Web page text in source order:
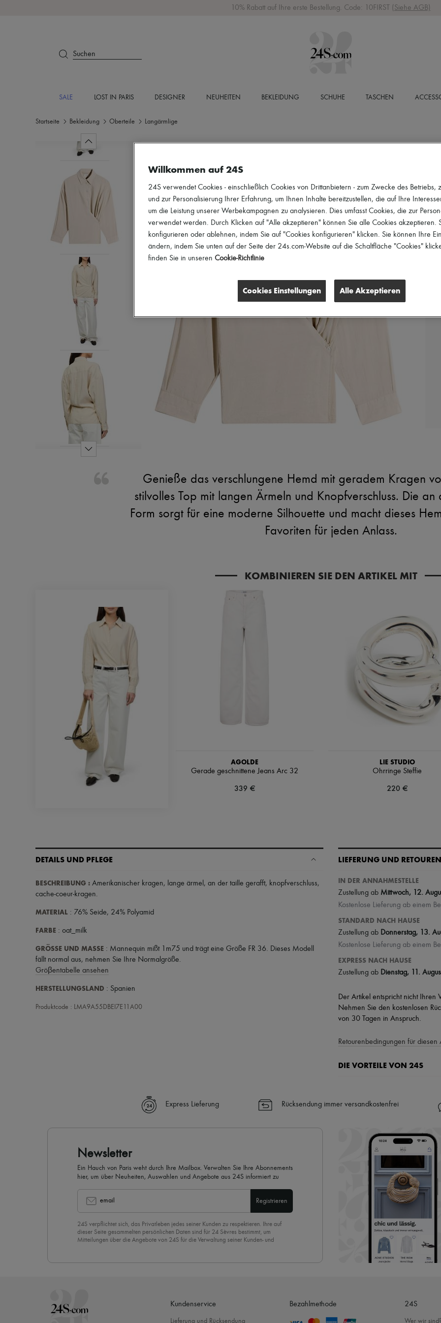
10% Rabatt auf Ihre erste Bestellung. Code: 10FIRST (Siehe AGB)
Suchen
SALE LOST IN PARIS DESIGNER NEUHEITEN BEKLEIDUNG SCHUHE TASCHEN
Startseite Bekleidung Oberteile Langärmlige
Genieße das verschlungene Hemd mit geradem Kragen
stilvolles Top mit langen Ärmeln und Knopfverschluss. Die
Form sorgt für eine moderne Silhouette und macht dieses
Favoriten für jeden Anlass.
KOMBINIEREN SIE DEN ARTIKEL MIT
AGOLDE
Gerade geschnittene Jeans Arc 32
339 €
LIE STUDIO
Ohrringe Steffie
220 €
DETAILS UND PFLEGE
BESCHREIBUNG : Amerikanischer kragen, lange ärmel , an der taille gerafft, knopfverschluss,
cache-coeur-kragen.
MATERIAL : 76% Seide, 24% Polyamid
FARBE : oat_milk
GRÖSSE UND MASSE : Mannequin mißt 1m75 und trägt eine Größe FR 36. Dieses Modell
fällt normal aus, nehmen Sie Ihre Normalgröße.
Gröβentabelle ansehen
HERSTELLUNGSLAND : Spanien
Produktcode : LMA9A55DBEI7E11A00
LIEFERUNG UND RETOUREN
IN DER ANNAHMESTELLE
Zustellung ab Mittwoch, 12.
Kostenlose Lieferung ab einem
STANDARD NACH HAUSE
Zustellung ab Donnerstag, 13.
Kostenlose Lieferung ab einem
EXPRESS NACH HAUSE
Zustellung ab Dienstag, 11.
Der Artikel entspricht nicht Ihren
Nehmen Sie den kostenlosen
von 30 Tagen in Anspruch.
Retourenbedingungen für diesen
DIE VORTEILE VON 24S
✓ Expresslieferung in über 100
Mehr erfahren über 24S, ein
Express Lieferung Rücksendung immer versandkostenfrei
Newsletter
Ein Hauch von Paris weht durch Ihre Mailbox. Verwalten Sie Ihre Abonnements
hier, um über Neuheiten, Auswahlen und Angebote aus 24S informiert zu
email Registrieren
24S verpflichtet sich, das Privatleben jedes seiner Kunden zu respektieren. Ihre auf
dieser Seite gesammelten persönlichen Daten sind für 24 Sèvres bestimmt, um
Mitteilungen über die Angebote von 24S für die Verwaltung seiner Kunden- und
abzubestellen, klicken Sie einfach auf “Abbestellen” am Ende der Seite unserer E-
Kundenservice
Lieferung und Rücksendung
Bezahlmethode 24S
Wer wir
Willkommen auf 24S
24S verwendet Cookies - einschließlich Cookies von Drittanbietern - zum Zwecke des Betriebs,
und zur Personalisierung Ihrer Erfahrung, um Ihnen Inhalte bereitzustellen, die auf Ihre
um die Leistung unserer Werbekampagnen zu analysieren. Dies umfasst Cookies, die zur
verwendet werden. Durch Klicken auf "Alle akzeptieren" können Sie alle Cookies akzeptieren.
konfigurieren oder ablehnen, indem Sie auf "Cookies konfigurieren" klicken. Sie können Ihre
ändern, indem Sie unten auf der Seite der 24s.com-Website auf die Schaltfläche "Cookies"
finden Sie in unseren Cookie-Richtlinie
Cookies Einstellungen Alle Akzeptieren